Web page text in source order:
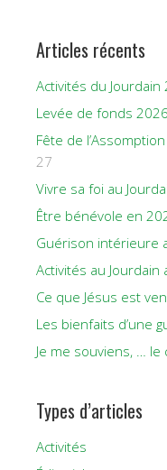
Articles récents
Activités du
Levée de fonds
Fête de
27
Vivre sa foi au
Être bénévole en
Guérison intérieure
Activités au
Ce que Jésus est
Les bienfaits d’une
Je me souviens, … le
Types d’articles
Activités